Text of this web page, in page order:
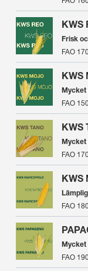
KWS
Frisk
FAO
KWS
Mycket
FAO
KWS
Mycket
FAO
KWS
FAO
Mycket
FAO